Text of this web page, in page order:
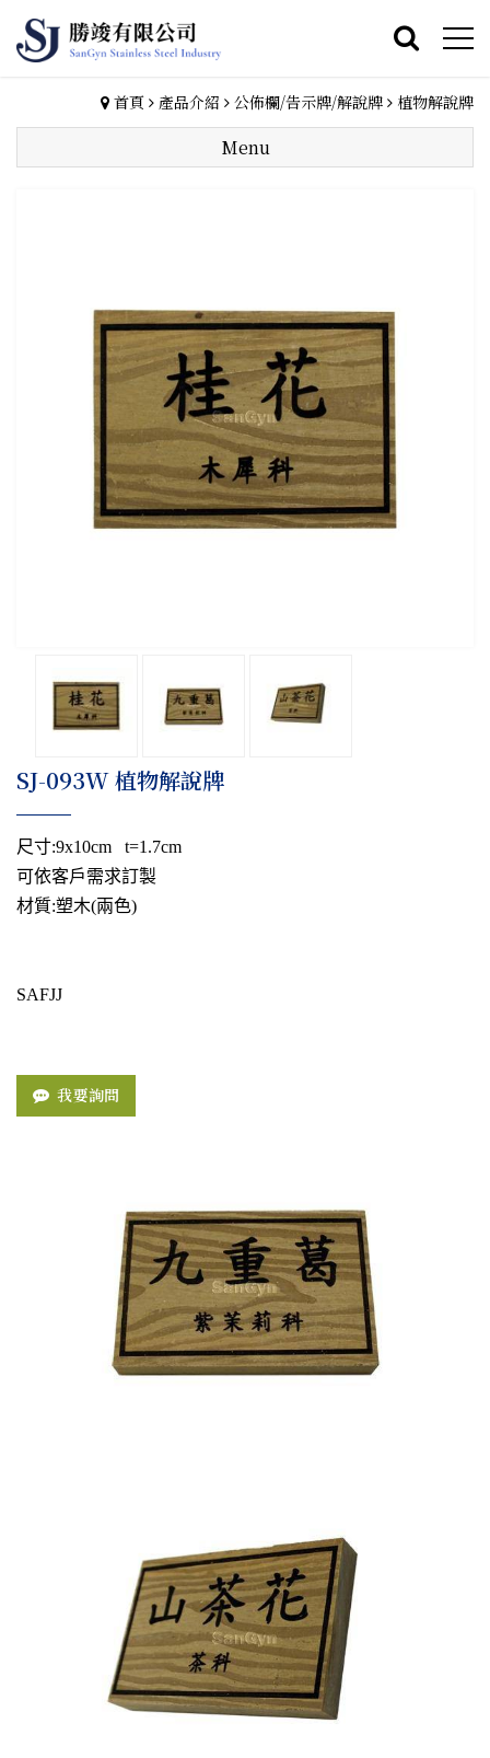
首頁 產品介紹 公佈欄/告示牌/解說牌 植物解說牌
Menu
​SJ-093W 植物解說牌
尺寸:9x10cm t=1.7cm
可依客戶需求訂製
材質:塑木(兩色)
SAFJJ
我要詢問